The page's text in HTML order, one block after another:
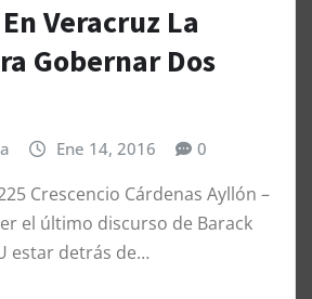
Veracruz La
Gobernar Dos
Ene 14, 2016 0
Crescencio Cárdenas Ayllón –
el último discurso de Barack
estar detrás de…